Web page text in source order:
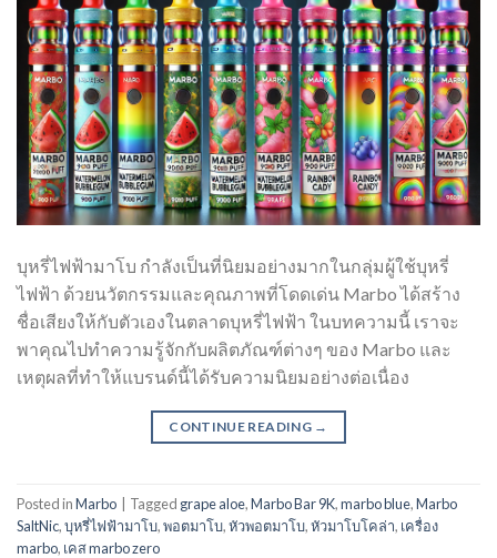
บุหรี่ไฟฟ้ามาโบ กำลังเป็นที่นิยมอย่างมากในกลุ่มผู้ใช้บุหรี่
ไฟฟ้า ด้วยนวัตกรรมและคุณภาพที่โดดเด่น Marbo ได้สร้าง
ชื่อเสียงให้กับตัวเองในตลาดบุหรี่ไฟฟ้า ในบทความนี้ เราจะ
พาคุณไปทำความรู้จักกับผลิตภัณฑ์ต่างๆ ของ Marbo และ
เหตุผลที่ทำให้แบรนด์นี้ได้รับความนิยมอย่างต่อเนื่อง
CONTINUE READING →
Posted inMarbo Tagged grape aloe,Marbo Bar 9K,marbo blue,Marbo
SaltNic,บุหรี่ไฟฟ้ามาโบ,พอตมาโบ,หัวพอตมาโบ,หัวมาโบโคล่า, เครื่อง
marbo, เคส marbo zero